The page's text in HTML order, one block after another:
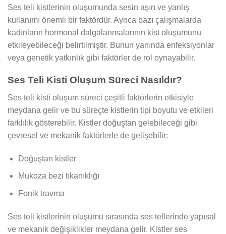
Ses teli kistlerinin oluşumunda sesin aşırı ve yanlış
kullanımı önemli bir faktördür. Ayrıca bazı çalışmalarda
kadınların hormonal dalgalanmalarının kist oluşumunu
etkileyebileceği belirtilmiştir. Bunun yanında enfeksiyonlar
veya genetik yatkınlık gibi faktörler de rol oynayabilir.
Ses Teli Kisti Oluşum Süreci Nasıldır?
Ses teli kisti oluşum süreci çeşitli faktörlerin etkisiyle
meydana gelir ve bu süreçte kistlerin tipi boyutu ve etkileri
farklılık gösterebilir. Kistler doğuştan gelebileceği gibi
çevresel ve mekanik faktörlerle de gelişebilir:
Doğuştan kistler
Mukoza bezi tıkanıklığı
Fonik travma
Ses teli kistlerinin oluşumu sırasında ses tellerinde yapısal
ve mekanik değişiklikler meydana gelir. Kistler ses